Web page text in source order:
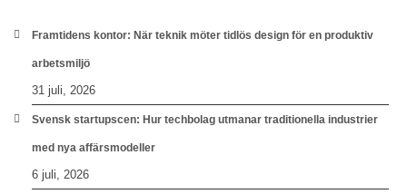
Framtidens kontor: När teknik möter tidlös design för en produktiv
arbetsmiljö
31 juli, 2026
Svensk startupscen: Hur techbolag utmanar traditionella industrier
med nya affärsmodeller
6 juli, 2026